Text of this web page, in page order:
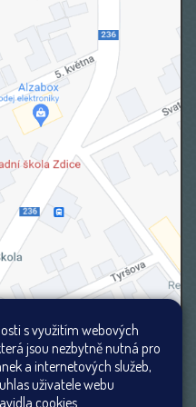
s využitím webových
jsou nezbytně nutná pro
a internetových služeb,
uživatele webu
cookies